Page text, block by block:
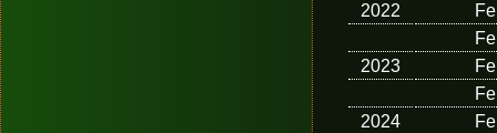
2022
2023
2024